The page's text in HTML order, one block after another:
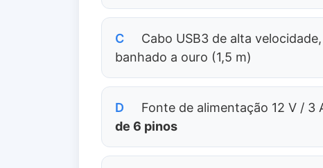
C
Cabo USB3 de alta
banhado a ouro (1,5 m)
D Fonte de alimentação 12 V / 3
de 6 pinos